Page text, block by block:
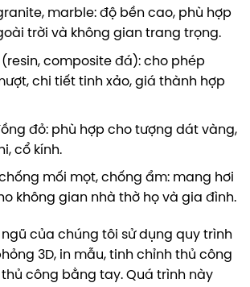
marble: độ bền cao, phù hợp
trời và không gian trang trọng.
composite đá): cho phép
chi tiết tinh xảo, giá thành hợp
đỏ: phù hợp cho tượng dát vàng,
cổ kính.
mối mọt, chống ẩm: mang hơi
không gian nhà thờ họ và gia đình.
ngũ của chúng tôi sử dụng quy trình
3D, in mẫu, tinh chỉnh thủ công
công bằng tay. Quá trình này